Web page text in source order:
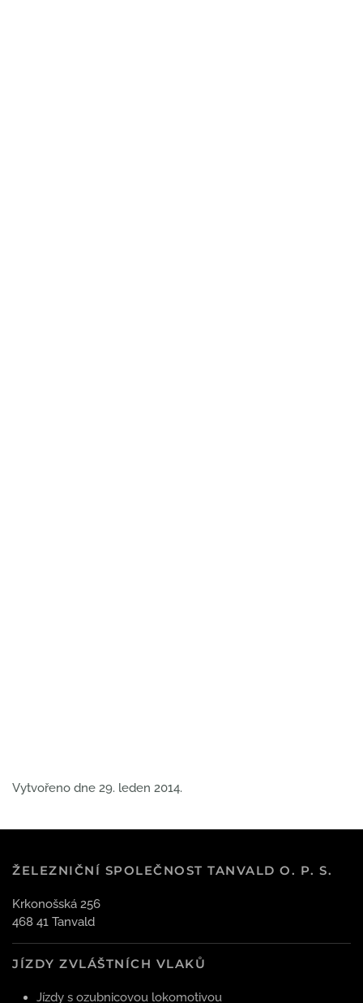
Vytvořeno dne 29. leden 2014.
ŽELEZNIČNÍ SPOLEČNOST TANVALD O. P. S.
Krkonošská 256
468 41 Tanvald
JÍZDY ZVLÁŠTNÍCH VLAKŮ
Jízdy s ozubnicovou lokomotivou